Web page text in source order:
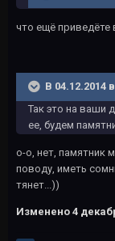
что ещё приведёте
В 04.12.2014
Так это на ваши
ее, будем
о-о, нет, памятник
поводу, иметь
тянет...))
Изменено 4